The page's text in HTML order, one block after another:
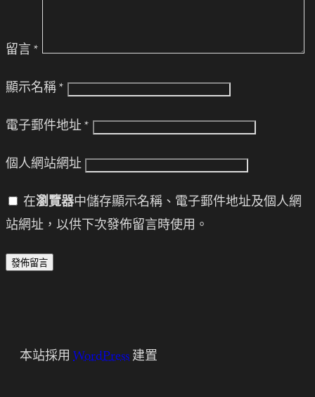
留言 *
顯示名稱 *
電子郵件地址 *
個人網站網址
在瀏覽器中儲存顯示名稱、電子郵件地址及個人網
站網址，以供下次發佈留言時使用。
本站採用 WordPress 建置